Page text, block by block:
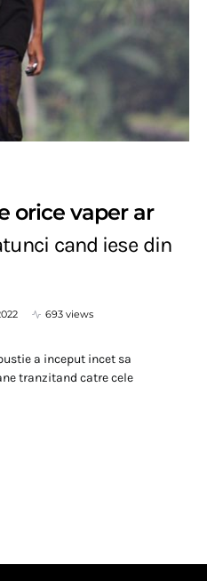
orice vaper ar
cand iese din
693 views
a inceput incet sa
tranzitand catre cele